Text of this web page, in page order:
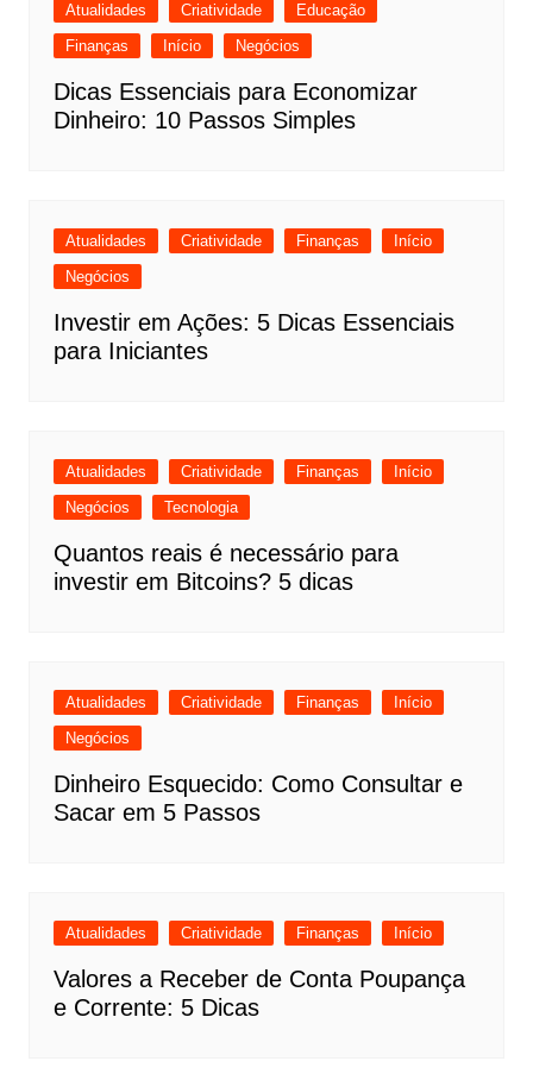
Atualidades Criatividade
Educação
Finanças
Início Negócios
Dicas Essenciais para Economizar
Dinheiro: 10 Passos Simples
Atualidades Criatividade Finanças
Início
Negócios
Investir em Ações: 5 Dicas Essenciais
para Iniciantes
Atualidades Criatividade Finanças
Início
Negócios
Tecnologia
Quantos reais é necessário para
investir em Bitcoins? 5 dicas
Atualidades Criatividade Finanças
Início
Negócios
Dinheiro Esquecido: Como Consultar e
Sacar em 5 Passos
Atualidades Criatividade Finanças Início
Valores a Receber de Conta Poupança
e Corrente: 5 Dicas